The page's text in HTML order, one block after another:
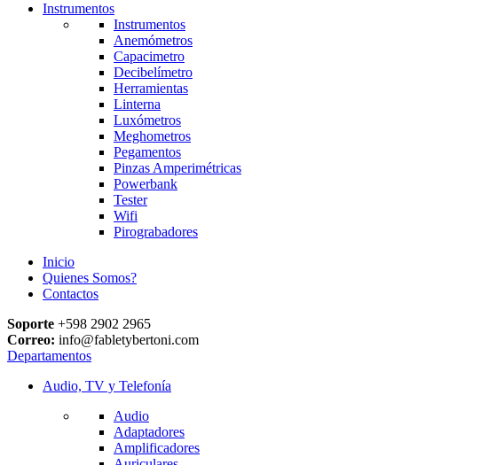
Instrumentos
Instrumentos
Anemómetros
Capacimetro
Decibelímetro
Herramientas
Linterna
Luxómetros
Meghometros
Pegamentos
Pinzas Amperimétricas
Powerbank
Tester
Wifi
Pirograbadores
Inicio
Quienes Somos?
Contactos
Soporte +598 2902 2965
Correo: info@fabletybertoni.com
Departamentos
Audio, TV y Telefonía
Audio
Adaptadores
Amplificadores